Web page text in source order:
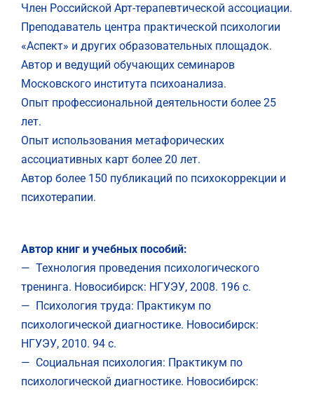
Член Российской Арт-терапевтической ассоциации.
Преподаватель центра практической психологии
«Аспект» и других образовательных площадок.
Автор и ведущий обучающих семинаров
Московского института психоанализа.
Опыт профессиональной деятельности более 25
лет.
Опыт использования метафорических
ассоциативных карт более 20 лет.
Автор более 150 публикаций по психокоррекции и
психотерапии.
Автор книг и учебных пособий:
— Технология проведения психологического
тренинга. Новосибирск: НГУЭУ, 2008. 196 с.
— Психология труда: Практикум по
психологической диагностике. Новосибирск:
НГУЭУ, 2010. 94 с.
— Социальная психология: Практикум по
психологической диагностике. Новосибирск: